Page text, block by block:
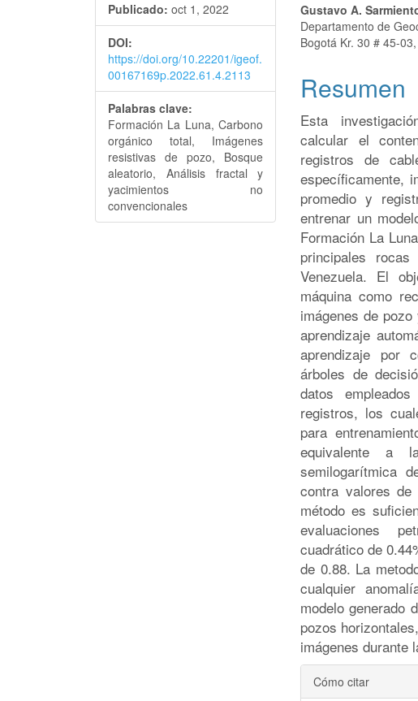
Publicado: oct 1, 2022
DOI:
https://doi.org/10.22201/igeof.
00167169p.2022.61.4.2113
Palabras clave:
Formación La Luna, Carbono
orgánico total, Imágenes
resistivas de pozo, Bosque
aleatorio, Análisis fractal y
yacimientos no
convencionales
Gustavo A.
Departamento de
Bogotá Kr. 30 # 45-
Resumen
Esta
calcular el
registros de
específicamente,
promedio y
entrenar un
Formación La
principales
Venezuela. El
máquina como
imágenes de
aprendizaje
aprendizaje por
árboles de
datos
registros, los
para
equivalente a
semilogarítmica
contra valores
método es
evaluaciones
cuadrático de
de 0.88. La
cualquier
modelo generado
pozos
imágenes durante
Detalles
Cómo citar